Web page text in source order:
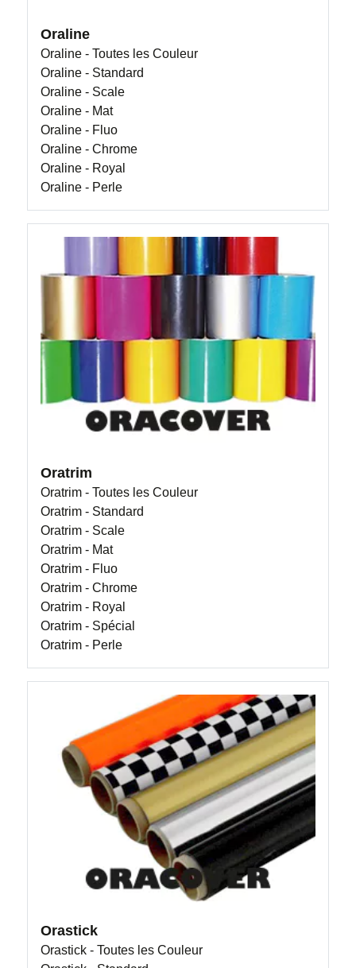
Oraline
Oraline - Toutes les Couleur
Oraline - Standard
Oraline - Scale
Oraline - Mat
Oraline - Fluo
Oraline - Chrome
Oraline - Royal
Oraline - Perle
Oratrim
Oratrim - Toutes les Couleur
Oratrim - Standard
Oratrim - Scale
Oratrim - Mat
Oratrim - Fluo
Oratrim - Chrome
Oratrim - Royal
Oratrim - Spécial
Oratrim - Perle
Orastick
Orastick - Toutes les Couleur